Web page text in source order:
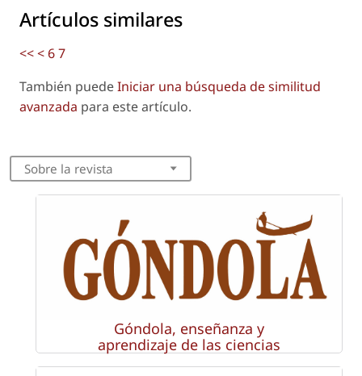
Artículos similares
<<<67
También puedeIniciar una búsqueda de similitud
avanzada para este artículo.
Sobre la revista
Góndola, enseñanza y
aprendizaje de las ciencias